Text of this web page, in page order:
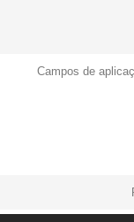
Campos de